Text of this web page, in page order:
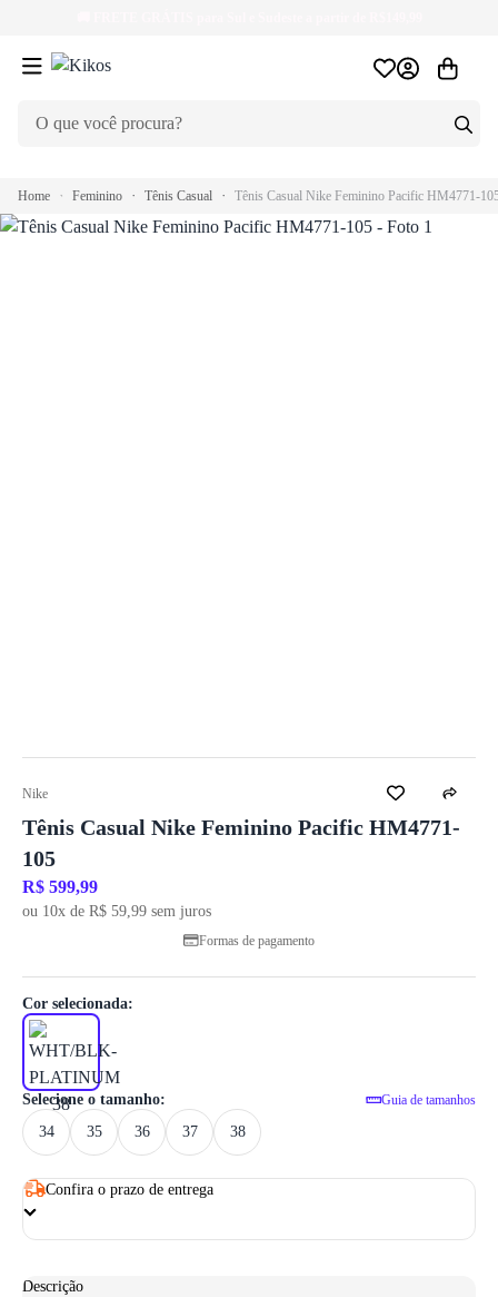
Home Feminino Tênis Casual Tênis Casual Nike Feminino Pacific HM4771-
1/ 6
Nike
Tênis Casual Nike Feminino Pacific HM4771-
105
R$ 599,99
ou 10x de R$ 59,99 sem juros
Formas de pagamento
Selecione o tamanho: Guia de tamanhos
34 35 36 37 38
Cor selecionada:
Confira o prazo de entrega
Descrição